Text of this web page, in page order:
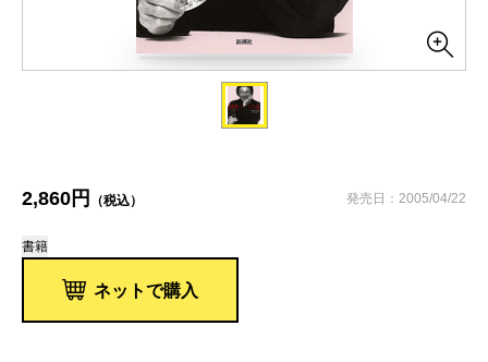
2,860円 （税込） 発売日：2005/04/22
書籍
ネットで購入